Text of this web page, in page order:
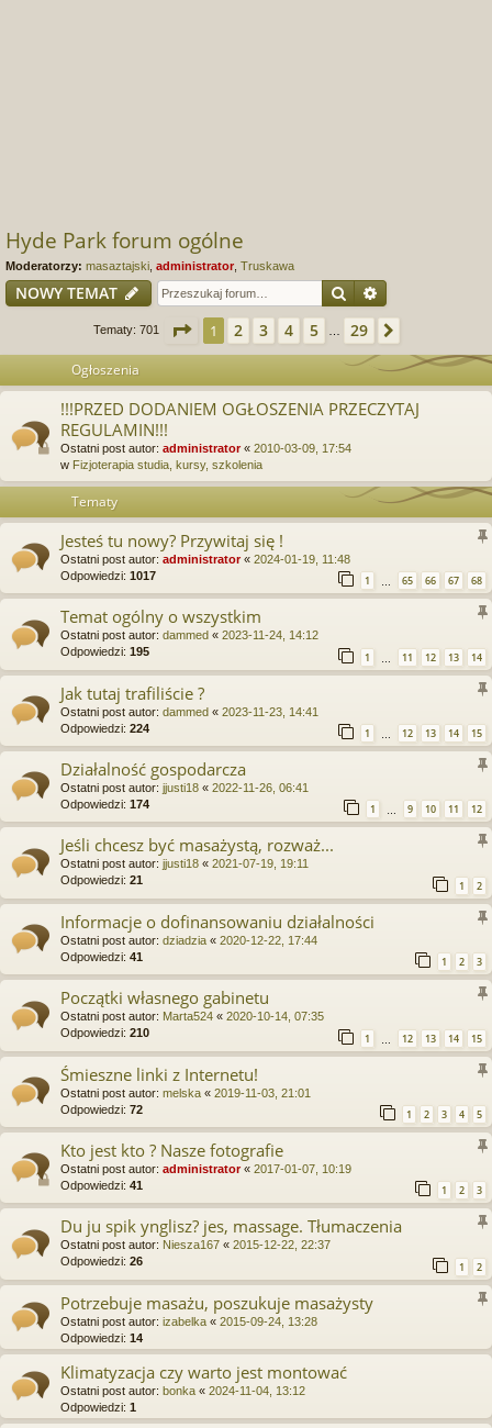
Hyde Park forum ogólne
Moderatorzy: masaztajski administrator Truskawa
NOWY TEMAT SzukajWyszukiwanie
Tematy: 701 Strona z 29
1 2 3 4 5 29
Ogłoszenia
!!!PRZED DODANIEM OGŁOSZENIA PRZECZYTAJ
REGULAMIN!!!
Ostatni post autor: administrator« 2010-03-09, 17:54
w Fizjoterapia studia, kursy, szkolenia
Tematy
Jesteś tu nowy? Przywitaj się !
Ostatni post autor: administrator« 2024-01-19, 11:48
Odpowiedzi: 1017 1 … 65 66 67 68
Temat ogólny o wszystkim
Ostatni post autor: dammed « 2023-11-24, 14:12
Odpowiedzi: 195 1 11 12 13 14
Jak tutaj trafiliście ?
Ostatni post autor: dammed « 2023-11-23, 14:41
Odpowiedzi: 224 1 … 12 13 14 15
Działalność gospodarcza
Ostatni post autor: jjusti18 « 2022-11-26, 06:41
Odpowiedzi: 174 1 … 9 10 11 12
Jeśli chcesz być masażystą, rozważ...
Ostatni post autor: jjusti18 « 2021-07-19, 19:11
Odpowiedzi: 21 1 2
Informacje o dofinansowaniu działalności
Ostatni post autor: dziadzia « 2020-12-22, 17:44
Odpowiedzi: 41 1 2 3
Początki własnego gabinetu
Ostatni post autor: Marta524 « 2020-10-14, 07:35
Odpowiedzi: 210 1 12 13 14 15
Śmieszne linki z Internetu!
Ostatni post autor: melska « 2019-11-03, 21:01
Odpowiedzi: 72 1 2 3 4 5
Kto jest kto ? Nasze fotografie
Ostatni post autor: administrator« 2017-01-07, 10:19
Odpowiedzi: 41 1 2 3
Du ju spik ynglisz? jes, massage. Tłumaczenia
Ostatni post autor: Niesza167 « 2015-12-22, 22:37
Odpowiedzi: 26 1 2
Potrzebuje masażu, poszukuje masażysty
Ostatni post autor: izabelka « 2015-09-24, 13:28
Odpowiedzi: 14
Klimatyzacja czy warto jest montować
Ostatni post autor: bonka « 2024-11-04, 13:12
Odpowiedzi: 1